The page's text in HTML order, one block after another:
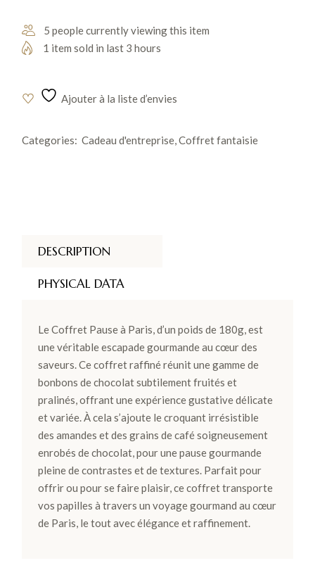
5 people currently viewing this item
1 item sold in last 3 hours
Ajouter à la liste d’envies
Categories: Cadeau d'entreprise ,Coffret fantaisie
DESCRIPTION
PHYSICAL DATA
Le Coffret Pause à Paris, d’un poids de 180g, est
une véritable escapade gourmande au cœur des
saveurs. Ce coffret raffiné réunit une gamme de
bonbons de chocolat subtilement fruités et
pralinés, offrant une expérience gustative délicate
et variée. À cela s’ajoute le croquant irrésistible
des amandes et des grains de café soigneusement
enrobés de chocolat, pour une pause gourmande
pleine de contrastes et de textures. Parfait pour
offrir ou pour se faire plaisir, ce coffret transporte
vos papilles à travers un voyage gourmand au cœur
de Paris, le tout avec élégance et raffinement.